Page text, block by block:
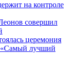
на контроле
совершил
церемония
«Самый лучший